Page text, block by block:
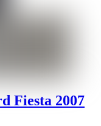
Fiesta 2007